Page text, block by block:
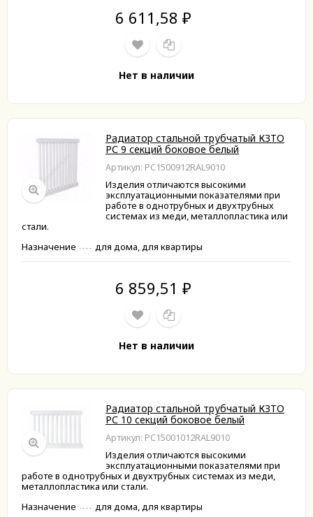
6 611,58 ₽
Нет в наличии
Радиатор стальной трубчатый КЗТО
РС 9 секций боковое белый
Артикул: РС1500912RAL9010
Изделия отличаются высокими
эксплуатационными показателями при
работе в однотрубных и двухтрубных
системах из меди, металлопластика или
стали.
Назначение
для дома, для квартиры
6 859,51 ₽
Нет в наличии
Радиатор стальной трубчатый КЗТО
РС 10 секций боковое белый
Артикул: РС15001012RAL9010
Изделия отличаются высокими
эксплуатационными показателями при
работе в однотрубных и двухтрубных системах из меди,
металлопластика или стали.
Назначение
для дома, для квартиры